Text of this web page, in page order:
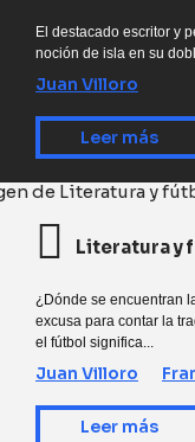
El destacado escritor y
noción de isla en su
Juan Villoro
Leer más
Literatura y
¿Dónde se encuentran
excusa para contar la
el fútbol significa...
Juan Villoro
Leer más